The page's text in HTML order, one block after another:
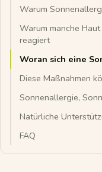
Warum
Warum manche
reagiert
Woran sich eine
Diese Maßnahmen
Sonnenallergie,
Natürliche
FAQ